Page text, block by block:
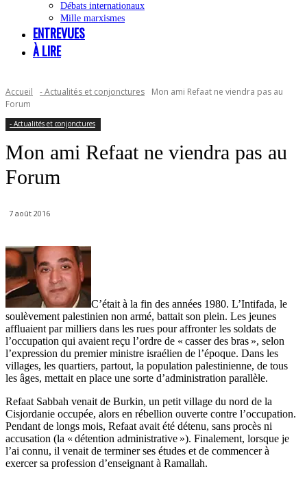
Débats internationaux
Mille marxismes
ENTREVUES
À LIRE
Accueil - Actualités et conjonctures
Mon ami Refaat ne viendra pas au
Forum
- Actualités et conjonctures
Mon ami Refaat ne viendra pas au
Forum
7 août 2016
C’était à la fin des années 1980. L’Intifada, le
soulèvement palestinien non armé, battait son plein. Les jeunes
affluaient par milliers dans les rues pour affronter les soldats de
l’occupation qui avaient reçu l’ordre de « casser des bras », selon
l’expression du premier ministre israélien de l’époque. Dans les
villages, les quartiers, partout, la population palestinienne, de tous
les âges, mettait en place une sorte d’administration parallèle.
Refaat Sabbah venait de Burkin, un petit village du nord de la
Cisjordanie occupée, alors en rébellion ouverte contre l’occupation.
Pendant de longs mois, Refaat avait été détenu, sans procès ni
accusation (la « détention administrative »). Finalement, lorsque je
l’ai connu, il venait de terminer ses études et de commencer à
exercer sa profession d’enseignant à Ramallah.